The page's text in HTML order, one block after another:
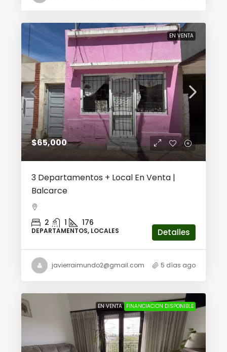
EN VENTA
$65,000
3 Departamentos + Local En Venta |
Balcarce
2 1 176
DEPARTAMENTOS, LOCALES Detalles
javierraimundo2@gmail.com 5 días ago
EN VENTA FINANCIACION DISPONIBLE